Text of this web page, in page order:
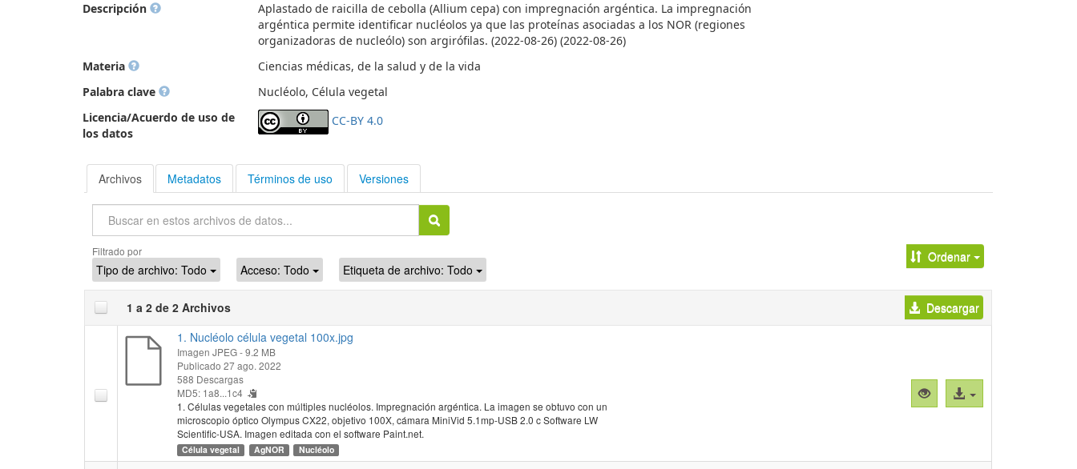
Descripción
Aplastado de raicilla de cebolla (Allium cepa) con impregnación argéntica. La impregnación
argéntica permite identificar nucléolos ya que las proteínas asociadas a los NOR (regiones
organizadoras de nucleólo) son argirófilas. (2022-08-26) (2022-08-26)
Materia
Ciencias médicas, de la salud y de la vida
Palabra clave
Nucléolo, Célula vegetal
Licencia/Acuerdo de uso de
los datos
CC-BY 4.0
Archivos Metadatos Términos de uso Versiones
Filtrado por
Tipo de archivo: Todo Acceso: Todo Etiqueta de archivo: Todo
Ordenar
1 a 2 de 2 Archivos
Descargar
1. Nucléolo célula vegetal 100x.jpg
Imagen JPEG- 9.2 MB
Publicado 27 ago. 2022
588 Descargas
MD5: 1a8...1c4
1. Células vegetales con múltiples nucléolos. Impregnación argéntica. La imagen se obtuvo con un
microscopio óptico Olympus CX22, objetivo 100X, cámara MiniVid 5.1mp-USB 2.0 c Software LW
Scientific-USA. Imagen editada con el software Paint.net.
Célula vegetal AgNOR Nucléolo
Vista
previa
célula
Acceso
al